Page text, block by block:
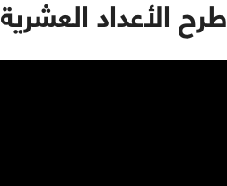
طرح الأعداد العشرية